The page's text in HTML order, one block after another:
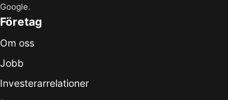
Google.
Företag
Om oss
Jobb
Investerarrelationer